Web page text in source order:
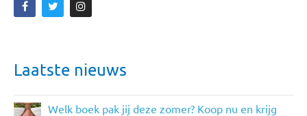
Laatste nieuws
Welk boek pak jij deze zomer? Koop nu en krijg